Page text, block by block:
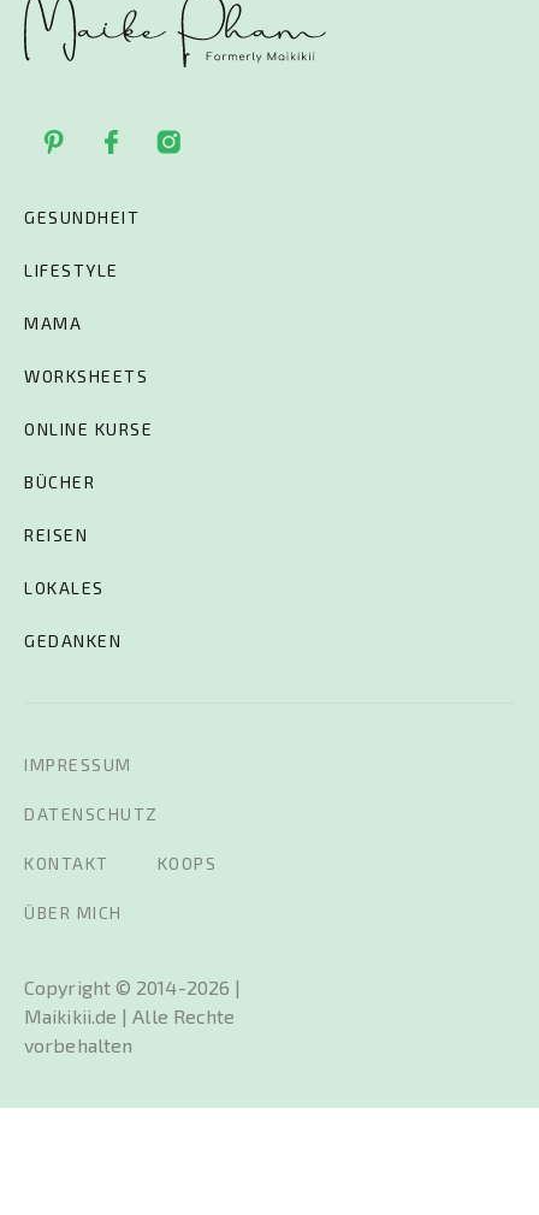
GESUNDHEIT
LIFESTYLE
MAMA
WORKSHEETS
ONLINE KURSE
BÜCHER
REISEN
LOKALES
GEDANKEN
Copyright © 2014-2026 |
Maikikii.de | Alle Rechte
vorbehalten
IMPRESSUM
DATENSCHUTZ
KONTAKT KOOPS
ÜBER MICH